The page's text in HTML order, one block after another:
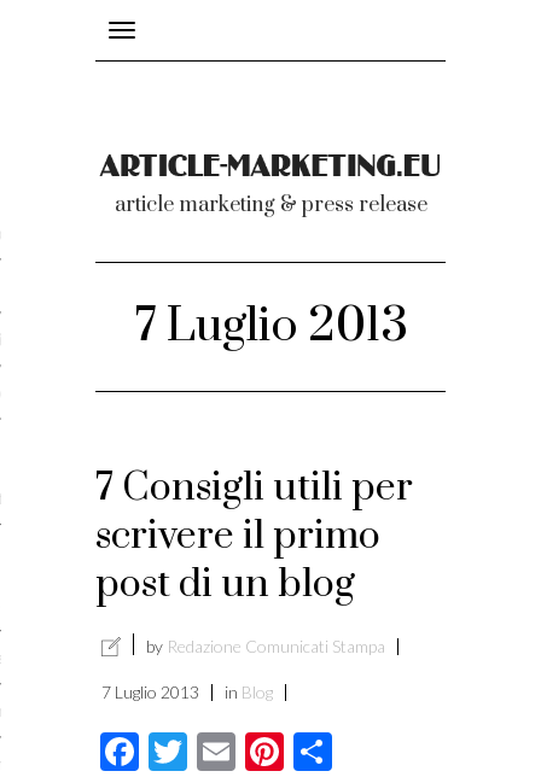
è l’article marketing
e stile di scrittura
per i publishers
Toggle
navigation
article marketing & press release
7 Luglio 2013
7 Consigli utili per
scrivere il primo
post di un blog
by Redazione Comunicati Stampa
7 Luglio 2013 in Blog
Facebook
Twitter
EmailPinterest